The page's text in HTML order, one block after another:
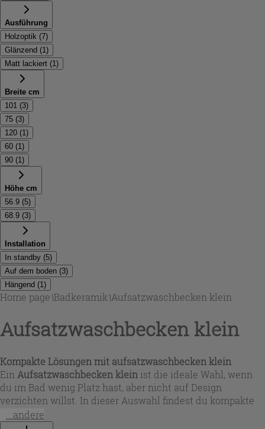
Ausführung
Holzoptik (7)
Glänzend (1)
Matt lackiert (1)
Breite cm
101 (3)
75 (3)
120 (1)
60 (1)
90 (1)
Höhe cm
56.9 (5)
68.9 (3)
Installation
In standby (5)
Auf dem boden (3)
Hängend (1)
Home page\Badkeramik\Aufsatzwaschbecken klein
Aufsatzwaschbecken klein
Kompakte Lösungen mit aufsatzwaschbecken klein
Ein Aufsatzwaschbecken klein ist die ideale Wahl, wenn
du im Bad wenig Platz hast, aber nicht auf Design
verzichten willst. In dieser Auswahl findest du kompakte
Keramik-Waschbecken in Weiß glänzend mit rechteckiger
Form und platzsparenden Maßen – perfekt für Gästebäder
...andere